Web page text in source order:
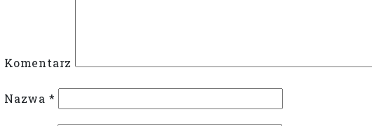
Komentarz
Nazwa *